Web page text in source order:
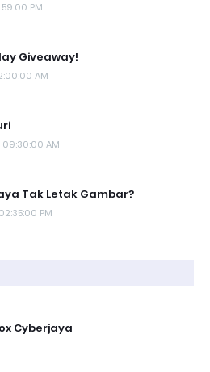
PM
Giveaway!
AM
AM
Tak Letak Gambar?
PM
Cyberjaya